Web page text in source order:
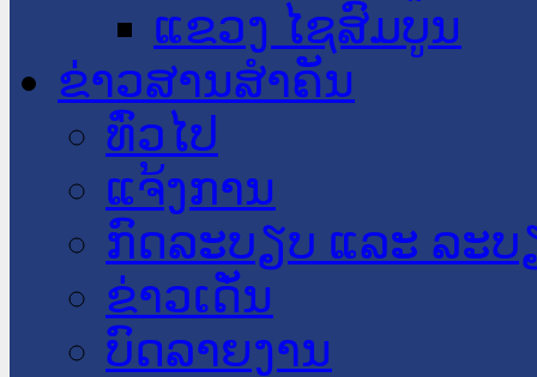
ແຂວງ ໄຊສົມບູນ
ຂ່າວສານສໍາຄັນ
​ທົ່ວ​ໄປ
ແຈ້ງການ
ກົດລະບຽບ ແລະ ລະບ
ຂ່າວເດັ່ນ
ບົດລາຍງານ